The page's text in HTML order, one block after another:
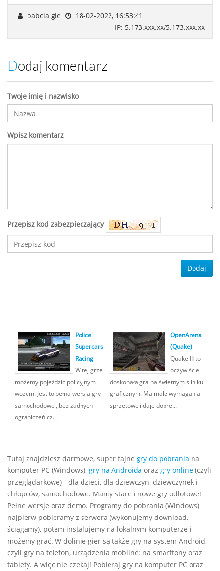
babcia gie
18-02-2022, 16:53:41
IP: 5.173.xxx.xx/5.173.xxx.xx
Dodaj komentarz
Twoje imię i nazwisko
Wpisz komentarz
Przepisz kod zabezpieczający
Dodaj
Police
Supercars
Racing
W tej grze
możemy pojeździć policyjnym
wozem. Jest to pełna wersja gry
samochodowej, bez żadnych
ograniczeń cz...
OpenArena
(Quake)
Quake III to
oczywiście
doskonała gra na świetnym silniku
graficznym. Ma małe wymagania
sprzętowe i daje dobre...
Tutaj znajdziesz darmowe, super fajne gry do pobrania na
komputer PC (Windows), gry na Androida oraz gry online (czyli
przeglądarkowe) - dla dzieci, dla dziewczyn, dziewczynek i
chłopców, samochodowe. Mamy stare i nowe gry odlotowe!
Pełne wersje oraz demo. Programy do pobrania (Windows)
najpierw pobieramy z serwera (wykonujemy download,
ściągamy), potem instalujemy na lokalnym komputerze i
możemy grać. W dolinie gier są także gry na system Android,
czyli gry na telefon, urządzenia mobilne: na smarftony oraz
tablety. A więc nie czekaj! Pobieraj gry na komputer PC oraz